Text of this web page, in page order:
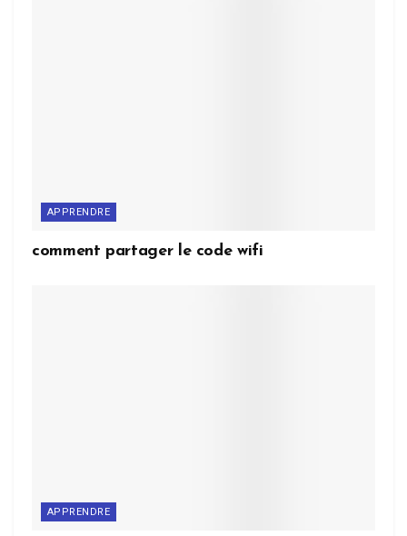
APPRENDRE
comment partager le code wifi
APPRENDRE